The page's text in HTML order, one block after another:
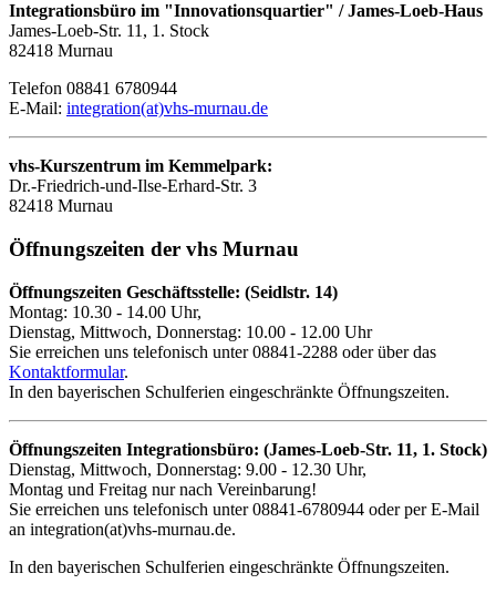
Integrationsbüro im "Innovationsquartier" / James-Loeb-Haus
James-Loeb-Str. 11, 1. Stock
82418 Murnau
Telefon 08841 6780944
E-Mail: integration(at)vhs-murnau.de
vhs-Kurszentrum im Kemmelpark:
Dr.-Friedrich-und-Ilse-Erhard-Str. 3
82418 Murnau
Öffnungszeiten der vhs Murnau
Öffnungszeiten Geschäftsstelle: (Seidlstr. 14)
Montag: 10.30 - 14.00 Uhr,
Dienstag, Mittwoch, Donnerstag: 10.00 - 12.00 Uhr
Sie erreichen uns telefonisch unter 08841-2288 oder über das
Kontaktformular.
In den bayerischen Schulferien eingeschränkte Öffnungszeiten.
Öffnungszeiten Integrationsbüro: (James-Loeb-Str. 11, 1. Stock)
Dienstag, Mittwoch, Donnerstag: 9.00 - 12.30 Uhr,
Montag und Freitag nur nach Vereinbarung!
Sie erreichen uns telefonisch unter 08841-6780944 oder per E-Mail
an integration(at)vhs-murnau.de.
In den bayerischen Schulferien eingeschränkte Öffnungszeiten.